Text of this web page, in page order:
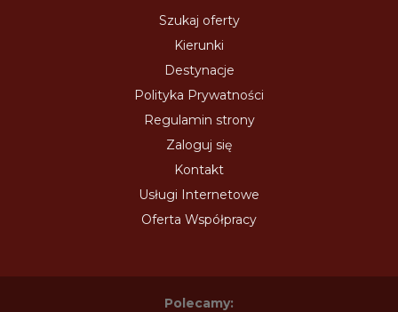
Szukaj oferty
Kierunki
Destynacje
Polityka Prywatności
Regulamin strony
Zaloguj się
Kontakt
Usługi Internetowe
Oferta Współpracy
Polecamy: